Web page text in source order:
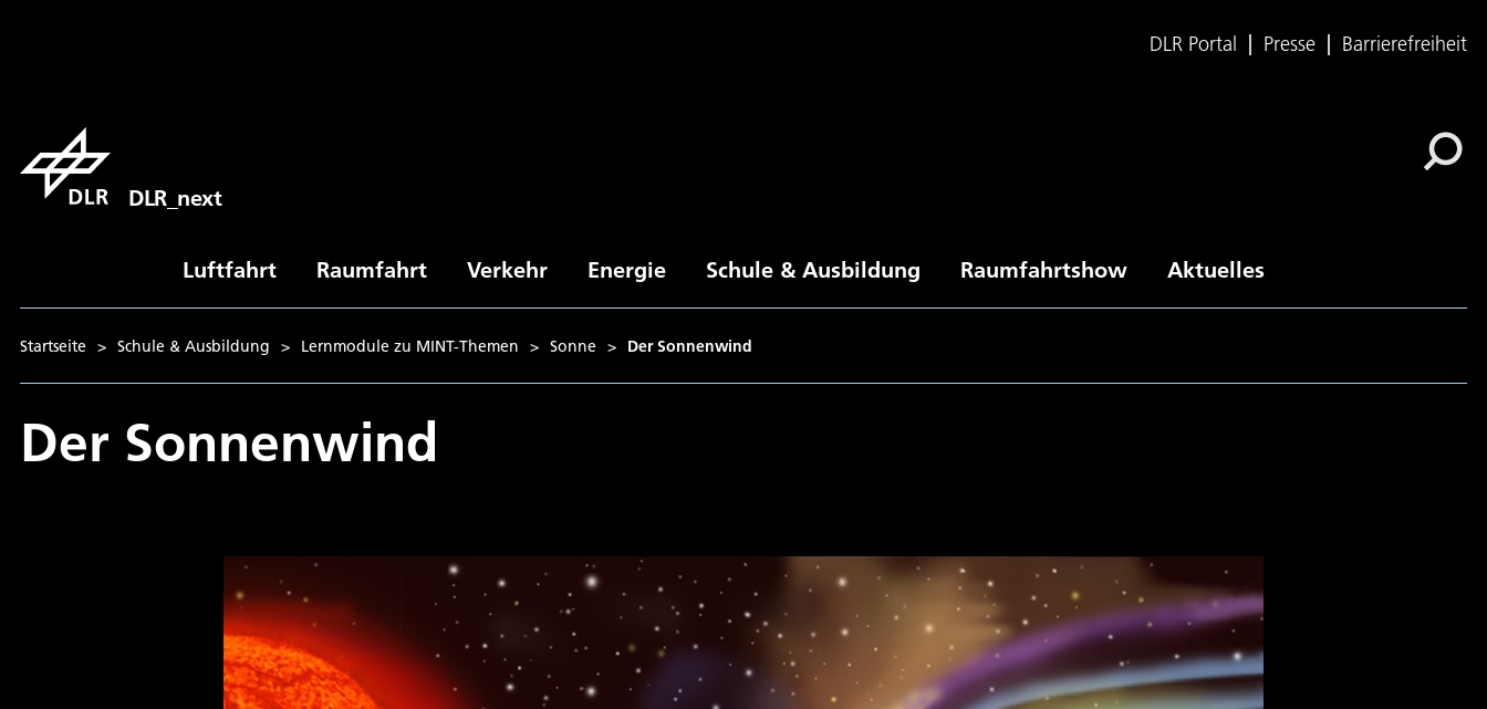
DLR Portal Presse Barrierefreiheit
DLR_next
Luftfahrt Raumfahrt Verkehr Energie Schule & Ausbildung Raumfahrtshow Aktuelles
Startseite > Schule & Ausbildung > Lernmodule zu MINT-Themen > Sonne > Der Sonnenwind
Der Sonnenwind